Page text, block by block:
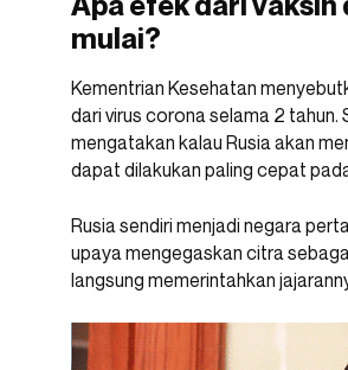
mulai?
Kementrian Kesehatan
dari virus corona selama 2
mengatakan kalau Rusia akan
dapat dilakukan paling cepat
Rusia sendiri menjadi negara
upaya mengegaskan citra
langsung memerintahkan